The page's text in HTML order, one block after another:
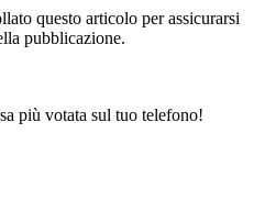
questo articolo per assicurarsi
pubblicazione.
più votata sul tuo telefono!